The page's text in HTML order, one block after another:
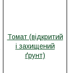
Томат (відкритий
і захищений
ґрунт)